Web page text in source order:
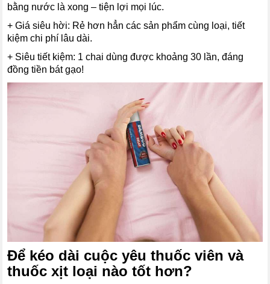
bằng nước là xong – tiện lợi mọi lúc.
+ Giá siêu hời: Rẻ hơn hẳn các sản phẩm cùng loại, tiết
kiệm chi phí lâu dài.
+ Siêu tiết kiệm: 1 chai dùng được khoảng 30 lần, đáng
đồng tiền bát gạo!
Để kéo dài cuộc yêu thuốc viên và
thuốc xịt loại nào tốt hơn?